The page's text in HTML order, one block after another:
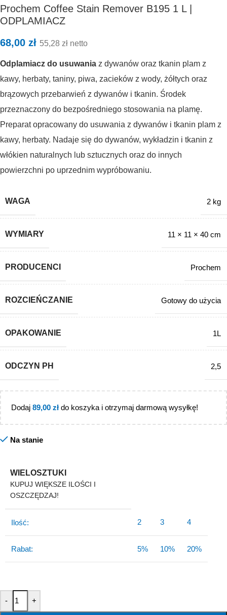
Prochem Coffee Stain Remover B195 1 L |
ODPLAMIACZ
68,00 zł 55,28 zł netto
Odplamiacz do usuwania z dywanów oraz tkanin plam z
kawy, herbaty, taniny, piwa, zacieków z wody, żółtych oraz
brązowych przebarwień z dywanów i tkanin. Środek
przeznaczony do bezpośredniego stosowania na plamę.
Preparat opracowany do usuwania z dywanów i tkanin plam z
kawy, herbaty. Nadaje się do dywanów, wykładzin i tkanin z
włókien naturalnych lub sztucznych oraz do innych
powierzchni po uprzednim wypróbowaniu.
WAGA 2 kg
WYMIARY 11 × 11 × 40 cm
PRODUCENCI Prochem
ROZCIEŃCZANIE Gotowy do użycia
OPAKOWANIE 1L
ODCZYN PH 2,5
Dodaj 89,00 zł do koszyka i otrzymaj darmową wysyłkę!
Na stanie
WIELOSZTUKI
KUPUJ WIĘKSZE ILOŚCI I
OSZCZĘDZAJ!
Ilość: 2 3 4
Rabat: 5% 10% 20%
- +